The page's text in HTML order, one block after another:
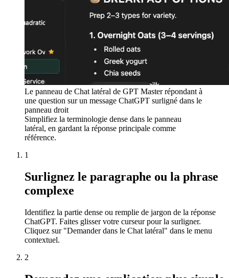
Le panneau de Chat latéral de GPT Master répondant à
une question sur un message ChatGPT surligné dans le
panneau droit
Simplifiez la terminologie dense dans le panneau
latéral, en gardant la réponse principale comme
référence.
1
Surlignez le paragraphe ou la phrase
complexe
Identifiez la partie dense ou remplie de jargon de la réponse
ChatGPT. Faites glisser votre curseur pour la surligner.
Cliquez sur "Demander dans le Chat latéral" dans le menu
contextuel.
2